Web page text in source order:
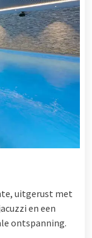
uitgerust met
en een
ontspanning.